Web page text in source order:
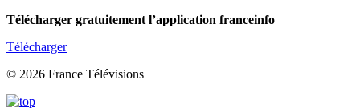
Télécharger gratuitement l’application franceinfo
Télécharger
© 2026 France Télévisions